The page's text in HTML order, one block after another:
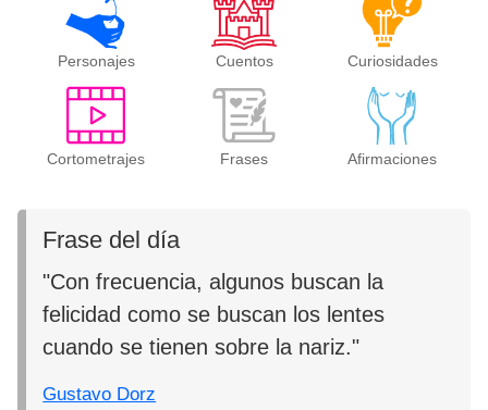
Personajes Cuentos Curiosidades
Cortometrajes Frases Afirmaciones
Frase del día
"Con frecuencia, algunos buscan la
felicidad como se buscan los lentes
cuando se tienen sobre la nariz."
Gustavo Dorz